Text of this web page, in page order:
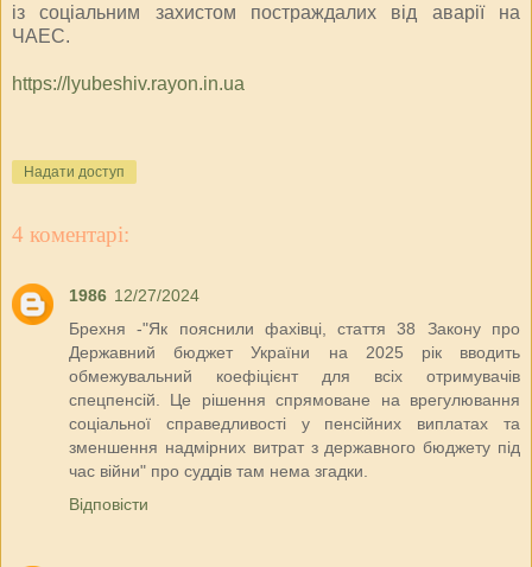
із соціальним захистом постраждалих від аварії на
ЧАЕС.
https://lyubeshiv.rayon.in.ua
Надати доступ
4 коментарі:
1986 12/27/2024
Брехня -"Як пояснили фахівці, стаття 38 Закону про
Державний бюджет України на 2025 рік вводить
обмежувальний коефіцієнт для всіх отримувачів
спецпенсій. Це рішення спрямоване на врегулювання
соціальної справедливості у пенсійних виплатах та
зменшення надмірних витрат з державного бюджету під
час війни" про суддів там нема згадки.
Відповісти